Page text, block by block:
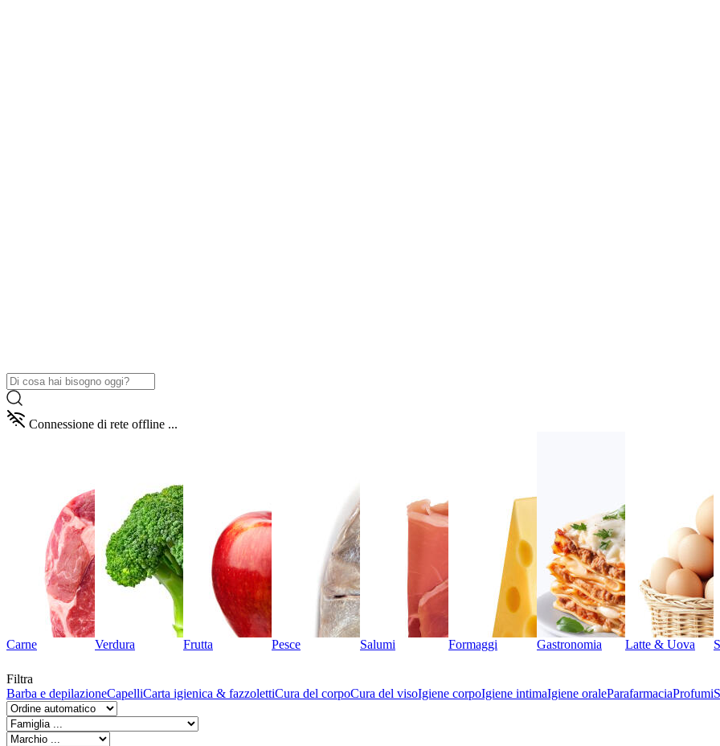
Connessione di rete offline ...
Carne Verdura Frutta Pesce Salumi Formaggi Gastronomia Latte & Uova
Filtra
Barba e depilazioneCapelliCarta igienica & fazzolettiCura del corpoCura del visoIgiene corpoIgiene intimaIgiene oraleParafarmaciaProfumi